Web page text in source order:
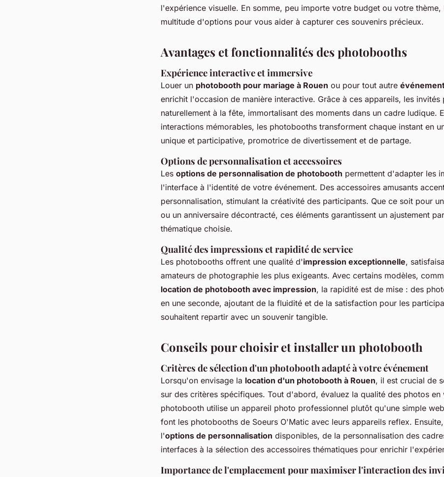
l'expérience visuelle. En somme, peu importe votre budget ou votre thème,
multitude d'options pour vous aider à capturer ces souvenirs précieux.
Avantages et fonctionnalités des photobooths
Expérience interactive et immersive
Louer un photobooth pour mariage à Rouen ou pour tout autre
enrichit l'occasion de manière interactive. Grâce à ces appareils, les invités
naturellement à la fête, immortalisant des moments dans un cadre ludique.
interactions mémorables, les photobooths transforment chaque instant en
unique et participative, promotrice de divertissement et de partage.
Options de personnalisation et accessoires
Les options de personnalisation de photobooth permettent d'adapter les
l'interface à l'identité de votre événement. Des accessoires amusants
personnalisation, stimulant la créativité des participants. Que ce soit pour
ou un anniversaire décontracté, ces éléments garantissent un ajustement
thématique choisie.
Qualité des impressions et rapidité de service
Les photobooths offrent une qualité d'impression exceptionnelle,
amateurs de photographie les plus exigeants. Avec certains modèles,
location de photobooth avec impression, la rapidité est de mise : des
en une seconde, ajoutant de la fluidité et de la satisfaction pour les
souhaitent repartir avec un souvenir tangible.
Conseils pour choisir et installer un photobooth
Critères de sélection d'un photobooth adapté à votre événement
Lorsqu'on envisage la location d'un photobooth à Rouen, il est crucial de
sur des critères spécifiques. Tout d'abord, évaluez la qualité des photos en
photobooth utilise un appareil photo professionnel plutôt qu'une simple
font les photobooths de Soeurs O'Matic avec leurs appareils reflex.
l'options de personnalisation disponibles, de la personnalisation des
interfaces à la sélection des accessoires thématiques pour enrichir
Importance de l'emplacement pour maximiser l'interaction des